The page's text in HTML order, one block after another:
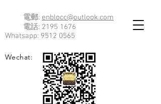
電郵: enblocc@outlook.com
電話: 2195 1676
Whatsapp: 9512 0565
Wechat: